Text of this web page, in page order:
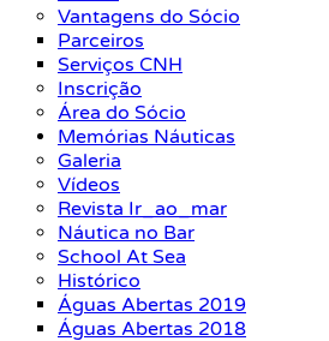
Vantagens do Sócio
Parceiros
Serviços CNH
Inscrição
Área do Sócio
Memórias Náuticas
Galeria
Vídeos
Revista Ir_ao_mar
Náutica no Bar
School At Sea
Histórico
Águas Abertas 2019
Águas Abertas 2018